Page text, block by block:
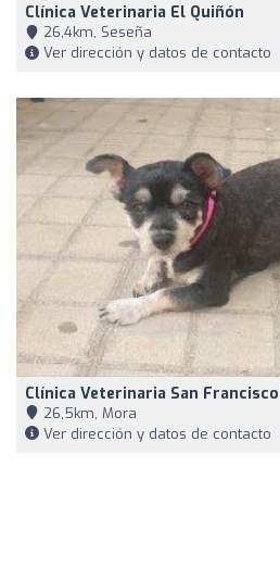
Clínica Veterinaria El Quiñón
26,4km, Seseña
Ver dirección y datos de contacto
Clínica Veterinaria San Francisco
26,5km, Mora
Ver dirección y datos de contacto